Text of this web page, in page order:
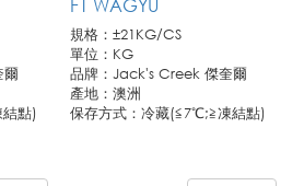
點)
F1 WAGYU
規格：±21KG/CS
單位：KG
品牌：Jack's Creek 傑奎爾
產地：澳洲
保存方式：冷藏(≦7℃;≧凍結點)